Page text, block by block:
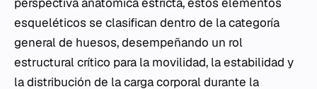
esqueléticos se clasifican dentro de la categoría
general de huesos, desempeñando un rol
estructural crítico para la movilidad, la estabilidad y
la distribución de la carga corporal durante la